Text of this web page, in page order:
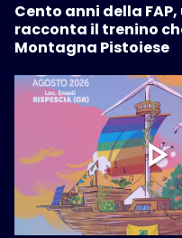
Cento anni della
racconta il trenino
Montagna Pistoiese